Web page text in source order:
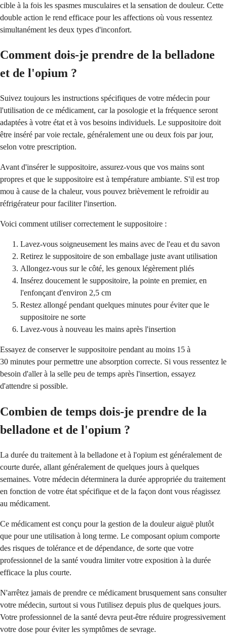
cible à la fois les spasmes musculaires et la sensation de douleur. Cette
double action le rend efficace pour les affections où vous ressentez
simultanément les deux types d'inconfort.
Comment dois-je prendre de la belladone
et de l'opium ?
Suivez toujours les instructions spécifiques de votre médecin pour
l'utilisation de ce médicament, car la posologie et la fréquence seront
adaptées à votre état et à vos besoins individuels. Le suppositoire doit
être inséré par voie rectale, généralement une ou deux fois par jour,
selon votre prescription.
Avant d'insérer le suppositoire, assurez-vous que vos mains sont
propres et que le suppositoire est à température ambiante. S'il est trop
mou à cause de la chaleur, vous pouvez brièvement le refroidir au
réfrigérateur pour faciliter l'insertion.
Voici comment utiliser correctement le suppositoire :
Lavez-vous soigneusement les mains avec de l'eau et du savon
Retirez le suppositoire de son emballage juste avant utilisation
Allongez-vous sur le côté, les genoux légèrement pliés
Insérez doucement le suppositoire, la pointe en premier, en
l'enfonçant d'environ 2,5 cm
Restez allongé pendant quelques minutes pour éviter que le
suppositoire ne sorte
Lavez-vous à nouveau les mains après l'insertion
Essayez de conserver le suppositoire pendant au moins 15 à
30 minutes pour permettre une absorption correcte. Si vous ressentez le
besoin d'aller à la selle peu de temps après l'insertion, essayez
d'attendre si possible.
Combien de temps dois-je prendre de la
belladone et de l'opium ?
La durée du traitement à la belladone et à l'opium est généralement de
courte durée, allant généralement de quelques jours à quelques
semaines. Votre médecin déterminera la durée appropriée du traitement
en fonction de votre état spécifique et de la façon dont vous réagissez
au médicament.
Ce médicament est conçu pour la gestion de la douleur aiguë plutôt
que pour une utilisation à long terme. Le composant opium comporte
des risques de tolérance et de dépendance, de sorte que votre
professionnel de la santé voudra limiter votre exposition à la durée
efficace la plus courte.
N'arrêtez jamais de prendre ce médicament brusquement sans consulter
votre médecin, surtout si vous l'utilisez depuis plus de quelques jours.
Votre professionnel de la santé devra peut-être réduire progressivement
votre dose pour éviter les symptômes de sevrage.